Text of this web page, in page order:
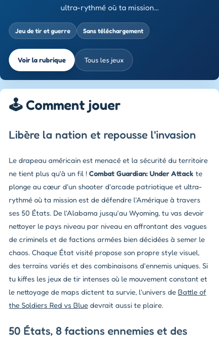
ultra-rythmé où ta mission…
Jeu de tir et guerre Sans téléchargement
Voir la rubrique Tous les jeux
🕹️ Comment jouer
Libère la nation et repousse l'invasion
Le drapeau américain est menacé et la sécurité du territoire
ne tient plus qu'à un fil ! Combat Guardian: Under Attack te
plonge au cœur d'un shooter d'arcade patriotique et ultra-
rythmé où ta mission est de défendre l'Amérique à travers
ses 50 États. De l'Alabama jusqu'au Wyoming, tu vas devoir
nettoyer le pays niveau par niveau en affrontant des vagues
de criminels et de factions armées bien décidées à semer le
chaos. Chaque État visité propose son propre style visuel,
des terrains variés et des combinaisons d'ennemis uniques. Si
tu kiffes les jeux de tir intenses où le mouvement constant et
le nettoyage de maps dictent ta survie, l'univers de Battle of
the Soldiers Red vs Blue devrait aussi te plaire.
50 États, 8 factions ennemies et des